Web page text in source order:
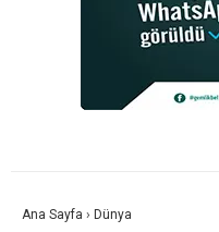
Ana Sayfa › Dünya